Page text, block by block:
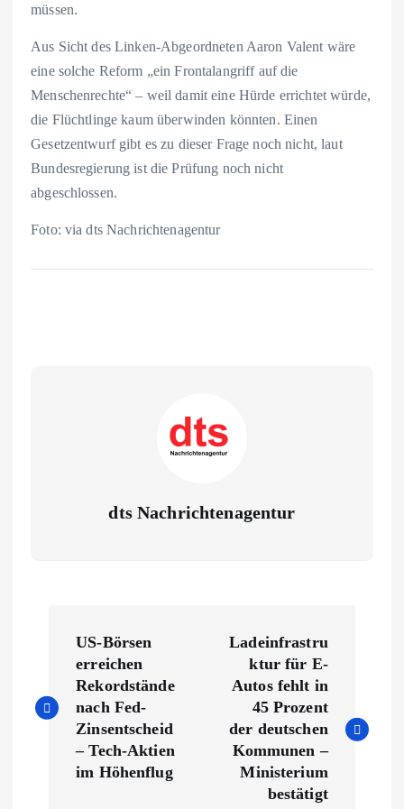
müssen.
Aus Sicht des Linken-Abgeordneten Aaron Valent wäre
eine solche Reform „ein Frontalangriff auf die
Menschenrechte“ – weil damit eine Hürde errichtet würde,
die Flüchtlinge kaum überwinden könnten. Einen
Gesetzentwurf gibt es zu dieser Frage noch nicht, laut
Bundesregierung ist die Prüfung noch nicht
abgeschlossen.
Foto: via dts Nachrichtenagentur
dts Nachrichtenagentur
i
US-Börsen
erreichen
Rekordstände
nach Fed-
Zinsentscheid
– Tech-Aktien
im Höhenflug
Ladeinfrastru
ktur für E-
Autos fehlt in
45 Prozent
der deutschen
Kommunen –
Ministerium
bestätigt